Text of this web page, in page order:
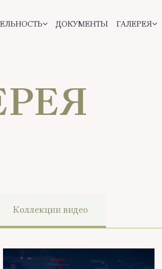
ДОКУМЕНТЫ ГАЛЕРЕЯ
Коллекции видео